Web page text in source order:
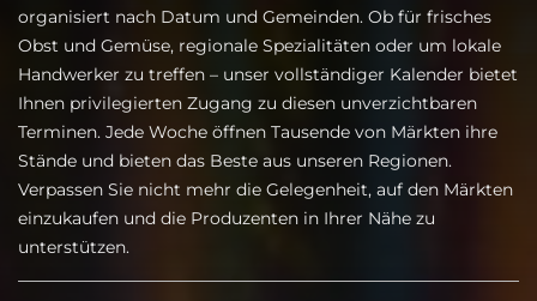
organisiert nach Datum und Gemeinden. Ob für frisches
Obst und Gemüse, regionale Spezialitäten oder um lokale
Handwerker zu treffen – unser vollständiger Kalender bietet
Ihnen privilegierten Zugang zu diesen unverzichtbaren
Terminen. Jede Woche öffnen Tausende von Märkten ihre
Stände und bieten das Beste aus unseren Regionen.
Verpassen Sie nicht mehr die Gelegenheit, auf den Märkten
einzukaufen und die Produzenten in Ihrer Nähe zu
unterstützen.